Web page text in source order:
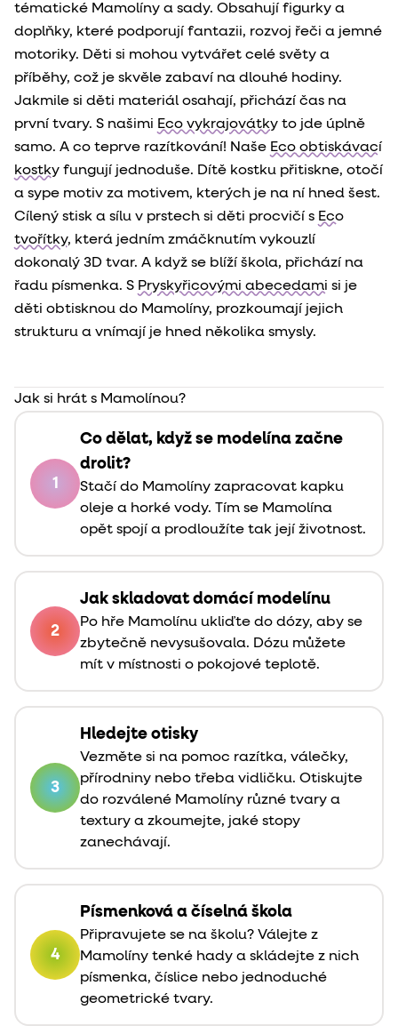
tématické Mamolíny a sady. Obsahují figurky a
doplňky, které podporují fantazii, rozvoj řeči a jemné
motoriky. Děti si mohou vytvářet celé světy a
příběhy, což je skvěle zabaví na dlouhé hodiny.
Jakmile si děti materiál osahají, přichází čas na
první tvary. S našimi Eco vykrajovátky to jde úplně
samo. A co teprve razítkování! Naše Eco obtiskávací
kostky fungují jednoduše. Dítě kostku přitiskne, otočí
a sype motiv za motivem, kterých je na ní hned šest.
Cílený stisk a sílu v prstech si děti procvičí s Eco
tvořítky, která jedním zmáčknutím vykouzlí
dokonalý 3D tvar. A když se blíží škola, přichází na
řadu písmenka. S Pryskyřicovými abecedami si je
děti obtisknou do Mamolíny, prozkoumají jejich
strukturu a vnímají je hned několika smysly.
Jak si hrát s Mamolínou?
1
Co dělat, když se modelína začne
drolit?
Stačí do Mamolíny zapracovat kapku
oleje a horké vody. Tím se Mamolína
opět spojí a prodloužíte tak její životnost.
2
Jak skladovat domácí modelínu
Po hře Mamolínu ukliďte do dózy, aby se
zbytečně nevysušovala. Dózu můžete
mít v místnosti o pokojové teplotě.
3
Hledejte otisky
Vezměte si na pomoc razítka, válečky,
přírodniny nebo třeba vidličku. Otiskujte
do rozválené Mamolíny různé tvary a
textury a zkoumejte, jaké stopy
zanechávají.
4
Písmenková a číselná škola
Připravujete se na školu? Válejte z
Mamolíny tenké hady a skládejte z nich
písmenka, číslice nebo jednoduché
geometrické tvary.